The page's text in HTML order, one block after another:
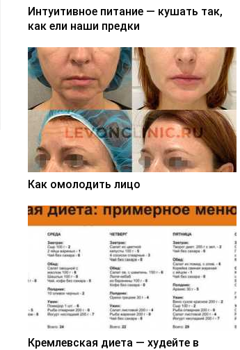
Интуитивное питание — кушать так,
как ели наши предки
Как омолодить лицо
Кремлевская диета — худейте в